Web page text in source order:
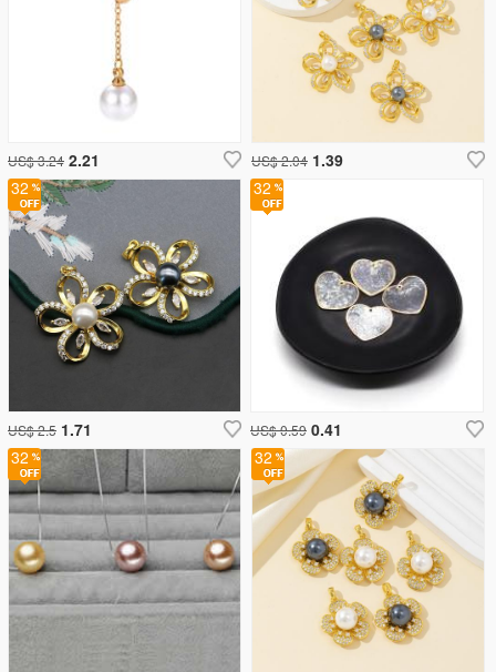
32
32
US$ 2.5 1.71
US$ 2.04 1.39
32
32
US$ 0.59 0.41
US$ 3.24 2.21